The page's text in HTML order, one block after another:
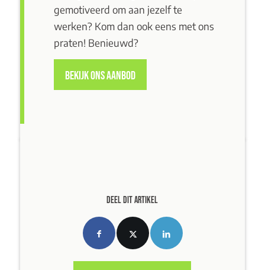
gemotiveerd om aan jezelf te
werken? Kom dan ook eens met ons
praten! Benieuwd?
BEKIJK ONS AANBOD
DEEL DIT ARTIKEL